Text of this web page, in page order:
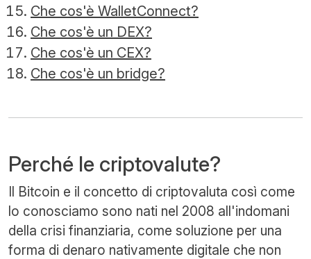
Che cos'è WalletConnect?
Che cos'è un DEX?
Che cos'è un CEX?
Che cos'è un bridge?
Perché le criptovalute?
Il Bitcoin e il concetto di criptovaluta così come
lo conosciamo sono nati nel 2008 all'indomani
della crisi finanziaria, come soluzione per una
forma di denaro nativamente digitale che non